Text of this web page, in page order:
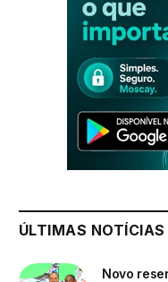
ÚLTIMAS NOTÍCIAS
Novo